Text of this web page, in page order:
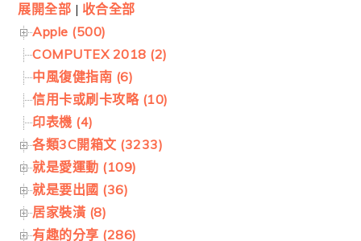
展開全部 | 收合全部
Apple (500)
COMPUTEX 2018 (2)
中風復健指南 (6)
信用卡或刷卡攻略 (10)
印表機 (4)
各類3C開箱文 (3233)
就是愛運動 (109)
就是要出國 (36)
居家裝潢 (8)
有趣的分享 (286)